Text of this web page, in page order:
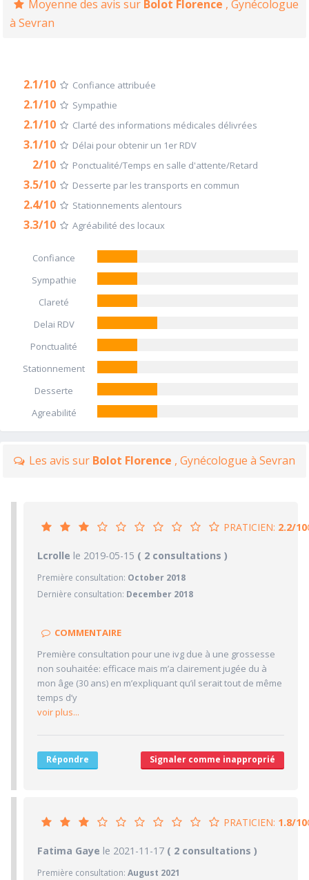
Moyenne des avis sur Bolot Florence , Gynécologue
à Sevran
2.1/10 Confiance attribuée
2.1/10 Sympathie
2.1/10 Clarté des informations médicales délivrées
3.1/10 Délai pour obtenir un 1er RDV
2/10 Ponctualité/Temps en salle d'attente/Retard
3.5/10 Desserte par les transports en commun
2.4/10 Stationnements alentours
3.3/10 Agréabilité des locaux
Confiance
Sympathie
Clareté
Delai RDV
Ponctualité
Stationnement
Desserte
Agreabilité
Les avis sur Bolot Florence , Gynécologue à Sevran
PRATICIEN: 2.2/10
PRATICIEN2.2/10
1/10 Confiance accordée
1/10 Sympathie
Ponctualité/Temps en salle d'attente/Retard
CABINET/LOCAUX 4/10
5/10
5/10 Agréabilité des locaux
Lcrolle le 2019-05-15 ( 2 consultations )
Première consultation: October 2018
Dernière consultation: December 2018
COMMENTAIRE
Première consultation pour une ivg due à une grossesse
non souhaitée: efficace mais m’a clairement jugée du à
mon âge (30 ans) en m’expliquant qu’il serait tout de même
temps d’y
voir plus...
Répondre Signaler comme inapproprié
PRATICIEN: 1.8/10
PRATICIEN1.8/10
1/10 Confiance accordée
Fatima Gaye le 2021-11-17 ( 2 consultations )
Première consultation: August 2021